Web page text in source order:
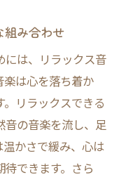
組み合わせ
には、リラックス音
楽は心を落ち着か
リラックスできる
音の音楽を流し、足
かさで緩み、心は
できます。さら